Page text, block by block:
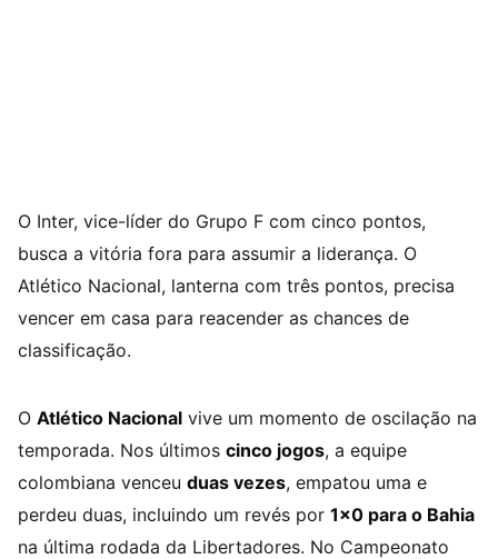
O Inter, vice-líder do Grupo F com cinco pontos,
busca a vitória fora para assumir a liderança. O
Atlético Nacional, lanterna com três pontos, precisa
vencer em casa para reacender as chances de
classificação.
O Atlético Nacional vive um momento de oscilação na
temporada. Nos últimos cinco jogos, a equipe
colombiana venceu duas vezes, empatou uma e
perdeu duas, incluindo um revés por 1×0 para o Bahia
na última rodada da Libertadores. No Campeonato